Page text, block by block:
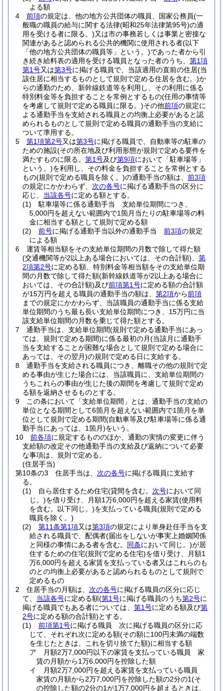
よる額
4
前項の規定は、他の地方公共団体の職員、国家公務員(一
般職の職員の給与に関する法律(昭和25年法律第95号)の適
用を受ける者に限る。)又は市の事務若しくは事業と密接な
関連があると認められる公共的機関に使用される者(以下
「他の地方公共団体の職員等」という。)であった者から引
き続き給料表の適用を受ける職員となった者のうち、 第1項
第1号又は第3号に掲げる職員で、当該適用の直前の住居(当
該住居に相当するものとして規則で定める住居を含む。)か
らの通勤のため、新幹線鉄道等を利用し、その利用に係る
特別料金等を負担することを常例とするもの(任用の事情等
を考慮して規則で定める職員に限る。)その他前項の規定に
よる通勤手当を支給される職員との均衡上必要があると認
められるものとして規則で定める職員の通勤手当の支給に
ついて準用する。
5
第1項第2号又は第3号に掲げる職員で、自動車等の駐車の
ための施設(その所在地及び利用形態が規則で定める要件を
満たすものに限る。 第1号及び第9項において「駐車場等」
という。)を利用し、その料金を負担することを常例とする
もの(規則で定める職員を除く。)の通勤手当の額は、 前3項
の規定にかかわらず、 次の各号に掲げる通勤手当の区分に
応じ、 当該各号に定める額とする。
(1)
駐車場等に係る通勤手当 支給単位期間につき、
5,000円を超えない範囲内で1箇月当たりの駐車場等の料
金に相当する額として規則で定める額
(2)
前号に掲げる通勤手当以外の通勤手当 前3項の規定
による額
6
運賃等相当額をその支給単位期間の月数で除して得た額
(交通機関等が2以上ある場合においては、その合計額)
第
2項第2号に定める額、特別料金等相当額をその支給単位期
間の月数で除して得た額(新幹線鉄道等が2以上ある場合に
おいては、その合計額)及び前項第1号に定める額の合計額
が15万円を超える職員の通勤手当の額は、 第2項から前項
までの規定にかかわらず、当該職員の通勤手当に係る支給
単位期間のうち最も長い支給単位期間につき、15万円に当
該支給単位期間の月数を乗じて得た額とする。
7
通勤手当は、支給単位期間(規則で定める通勤手当にあっ
ては、規則で定める期間)に係る最初の月(当該月に通勤手
当を支給することが困難な場合として規則で定める場合に
あっては、その翌月)の規則で定める日に支給する。
8
通勤手当を支給される職員につき、離職その他の規則で定
める事由が生じた場合には、当該職員に、支給単位期間の
うちこれらの事由が生じた後の期間を考慮して規則で定め
る額を返納させるものとする。
9
この条において「支給単位期間」とは、通勤手当の支給の
単位となる期間として6箇月を超えない範囲内で1箇月を単
位として規則で定める期間(自動車等及び駐車場等に係る通
勤手当にあっては、1箇月)をいう。
10
前各項に規定するもののほか、通勤の実情の変更に伴う
支給額の改定その他通勤手当の支給及び返納について必要
な事項は、規則で定める。
(住居手当)
第10条の3
住居手当は、 次の各号に掲げる職員に支給す
る。
(1)
自ら居住するため住宅(貸間を含む。 次号において同
じ。)を借り受け、月額1万6,000円を超える家賃(使用料
を含む。以下同じ。)を支払っている職員(規則で定める
職員を除く。)
(2)
第11条第1項又は第3項の規定により単身赴任手当を支
給される職員で、配偶者(届出をしないが事実上婚姻関係
と同様の事情にある者を含む。 同条において同じ。)が居
住するための住宅(規則で定める住宅)を借り受け、月額1
万6,000円を超える家賃を支払っている者又はこれらのも
のとの均衡上必要があると認められるものとして規則で
定めるもの
2
住居手当の月額は、 次の各号に掲げる職員の区分に応じ
て、 当該各号に定める額(第1号に掲げる職員のうち第2号に
掲げる職員でもある者については、 第1号に定める額及び第
2号に定める額の合計額)とする。
(1)
前項第1号に掲げる職員 次に掲げる職員の区分に応
じて、それぞれ次に定める額(その額に100円未満の端数
を生じたときは、これを切り捨てた額)に相当する額
ア
月額2万7,000円以下の家賃を支払っている職員 家
賃の月額から1万6,000円を控除した額
イ
月額2万7,000円を超える家賃を支払っている職員
家賃の月額から2万7,000円を控除した額の2分の1(そ
の控除した額の2分の1が1万7,000円を超えるときは、